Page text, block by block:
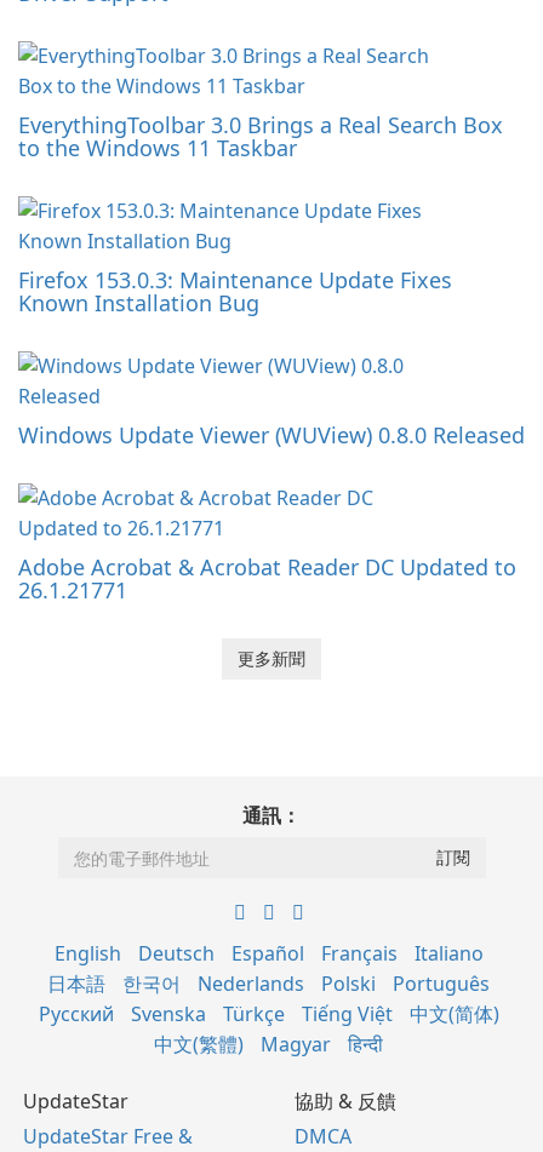
EverythingToolbar 3.0 Brings a Real Search Box
to the Windows 11 Taskbar
Firefox 153.0.3: Maintenance Update Fixes
Known Installation Bug
Windows Update Viewer (WUView) 0.8.0 Released
Adobe Acrobat & Acrobat Reader DC Updated to
26.1.21771
更多新聞
通訊：
English Deutsch Español Français
Italiano
日本語
한국어 Nederlands Polski
Português
Русский
Svenska Türkçe Tiếng Việt
中文(简体)
中文(繁體)
Magyar हिन्दी
UpdateStar
UpdateStar Free &
協助 & 反饋
DMCA